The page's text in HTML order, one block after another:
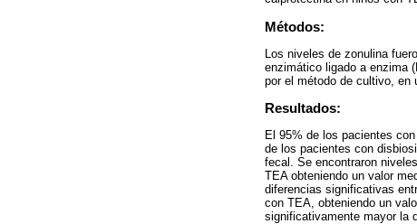
Métodos:
Los niveles de zonulina
enzimático ligado a enzima
por el método de cultivo, en
Resultados:
El 95% de los pacientes
de los pacientes con
fecal. Se encontraron
TEA obteniendo un valor
diferencias significativas
con TEA, obteniendo un
significativamente mayor la